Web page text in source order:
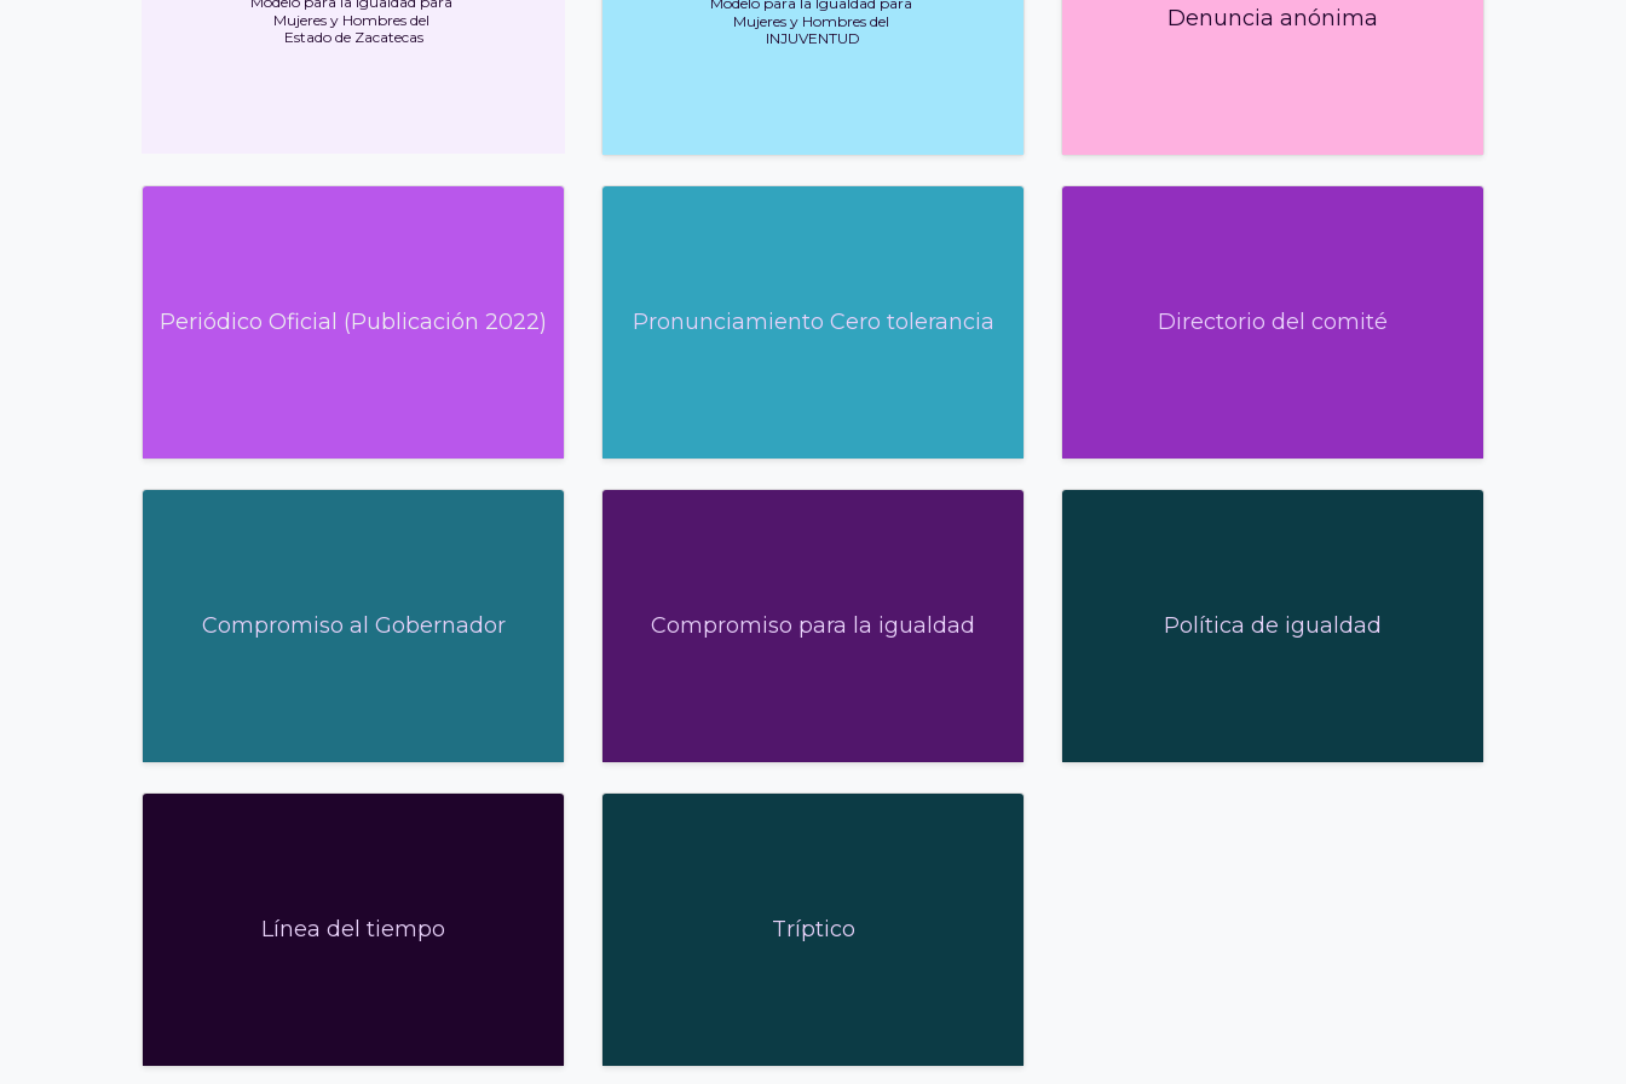
Mujeres y Hombres del
Estado de Zacatecas
Mujeres y Hombres del
INJUVENTUD
Denuncia anónima
Periódico Oficial (Publicación 2022) Pronunciamiento Cero tolerancia Directorio del comité
Compromiso al Gobernador Compromiso para la igualdad Política de igualdad
Línea del tiempo Tríptico